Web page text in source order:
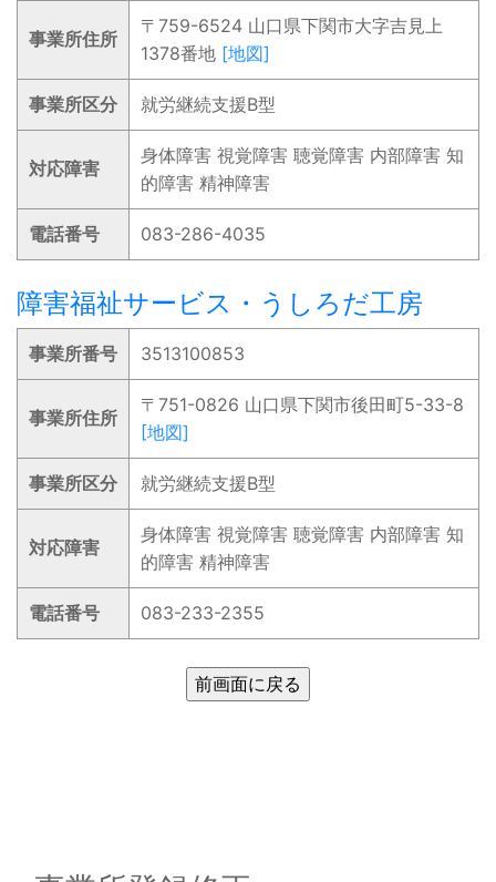
事業所住所
〒759-6524 山口県下関市大字吉見上
1378番地 [地図]
事業所区分 就労継続支援B型
対応障害
身体障害 視覚障害 聴覚障害 内部障害 知
的障害 精神障害
電話番号 083-286-4035
障害福祉サービス・うしろだ工房
事業所番号 3513100853
事業所住所
〒751-0826 山口県下関市後田町5-33-8
[地図]
事業所区分 就労継続支援B型
対応障害
身体障害 視覚障害 聴覚障害 内部障害 知
的障害 精神障害
電話番号 083-233-2355